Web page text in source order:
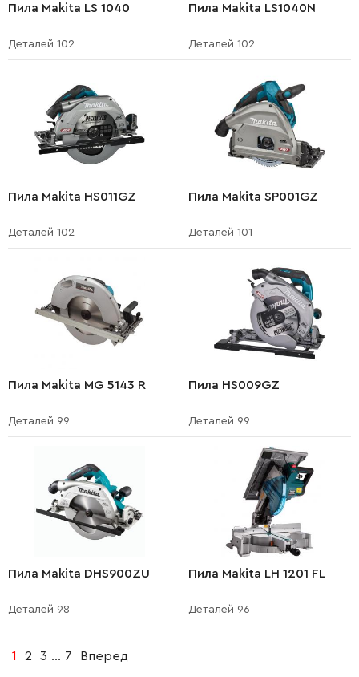
Пила Makita LS 1040
Деталей 102
Пила Makita LS1040N
Деталей 102
Пила Makita HS011GZ
Деталей 102
Пила Makita SP001GZ
Деталей 101
Пила Makita MG 5143 R
Деталей 99
Пила HS009GZ
Деталей 99
Пила Makita DHS900ZU
Деталей 98
Пила Makita LH 1201 FL
Деталей 96
1 2 3 ... 7 Вперед